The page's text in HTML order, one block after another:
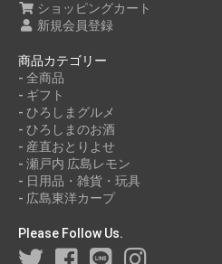
ショッピングカート
新規会員登録
商品カテゴリー
- 全商品
- ギフト
- ひろしまグルメ
- ひろしまのお酒
- 産直おとりよせ
- 瀬戸内 広島レモン
- 日用品・雑貨・玩具
- 広島東洋カープ
Please Follow Us.